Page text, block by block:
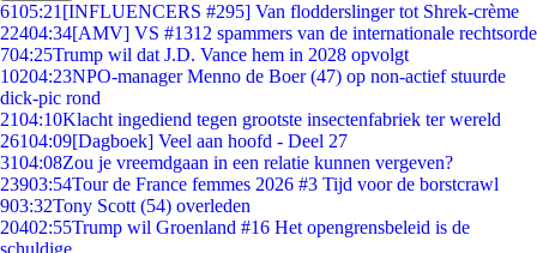
6105:21 [INFLUENCERS #295] Van flodderslinger tot Shrek-crème
22404:34[AMV] VS #1312 spammers van de internationale rechtsorde
704:25Trump wil dat J.D. Vance hem in 2028 opvolgt
10204:23NPO-manager Menno de Boer (47) op non-actief stuurde
dick-pic rond
2104:10Klacht ingediend tegen grootste insectenfabriek ter wereld
26104:09[Dagboek] Veel aan hoofd - Deel 27
3104:08Zou je vreemdgaan in een relatie kunnen vergeven?
23903:54Tour de France femmes 2026 #3 Tijd voor de borstcrawl
903:32Tony Scott (54) overleden
20402:55Trump wil Groenland #16 Het opengrensbeleid is de
schuldige